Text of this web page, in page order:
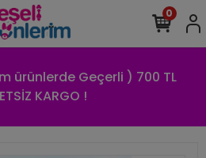
ürünlerde Geçerli ) 700 TL
KARGO !
0